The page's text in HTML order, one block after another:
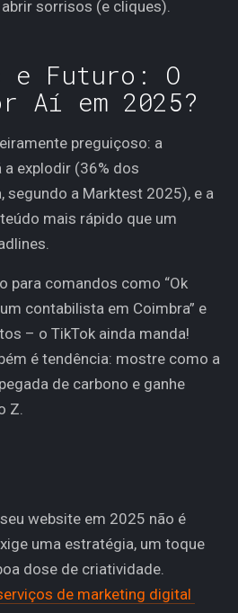
sorrisos (e cliques).
e Futuro: O
Aí em 2025?
preguiçoso: a
explodir (36% dos
segundo a Marktest 2025), e a
mais rápido que um
para comandos como “Ok
contabilista em Coimbra” e
– o TikTok ainda manda!
é tendência: mostre como a
de carbono e ganhe
Z.
website em 2025 não é
uma estratégia, um toque
dose de criatividade.
de marketing digital